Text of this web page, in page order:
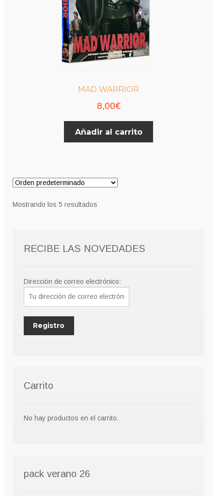
MAD WARRIOR
8,00€
Añadir al carrito
Mostrando los 5 resultados
RECIBE LAS NOVEDADES
Dirección de correo electrónico:
Carrito
No hay productos en el carrito.
pack verano 26